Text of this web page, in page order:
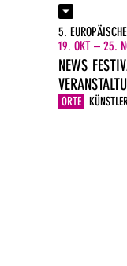
Kontakt
Presse
Impressum
DE
EN
5.
19. OKT – 25.
NEWS
ORTE